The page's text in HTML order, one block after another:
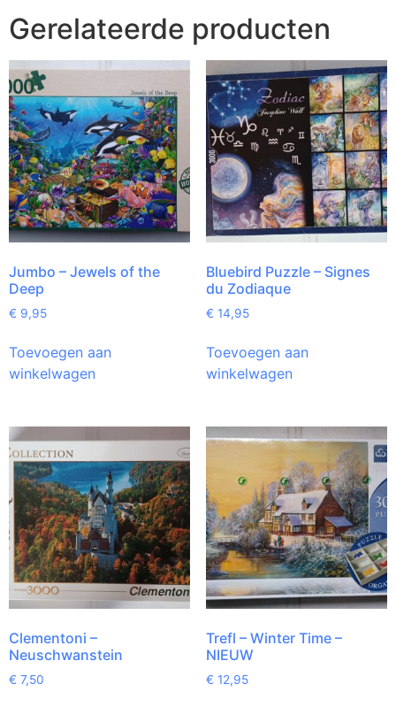
Gerelateerde producten
Jumbo – Jewels of the
Deep
€ 9,95
Toevoegen aan
winkelwagen
Bluebird Puzzle – Signes
du Zodiaque
€ 14,95
Toevoegen aan
winkelwagen
Clementoni –
Neuschwanstein
€ 7,50
Trefl – Winter Time –
NIEUW
€ 12,95